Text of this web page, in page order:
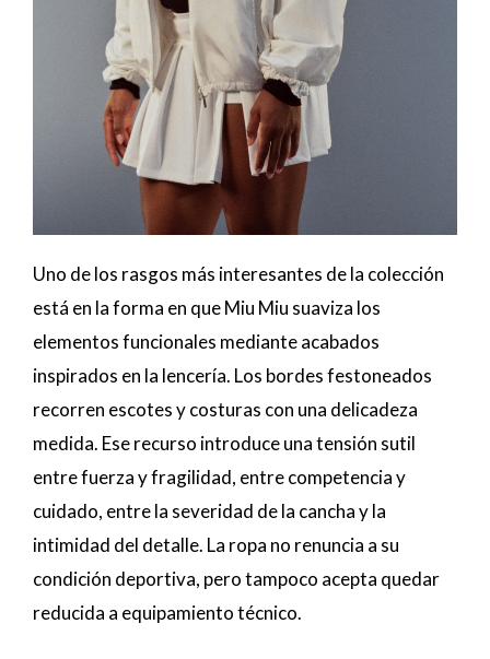
Uno de los rasgos más interesantes de la colección
está en la forma en que Miu Miu suaviza los
elementos funcionales mediante acabados
inspirados en la lencería. Los bordes festoneados
recorren escotes y costuras con una delicadeza
medida. Ese recurso introduce una tensión sutil
entre fuerza y fragilidad, entre competencia y
cuidado, entre la severidad de la cancha y la
intimidad del detalle. La ropa no renuncia a su
condición deportiva, pero tampoco acepta quedar
reducida a equipamiento técnico.